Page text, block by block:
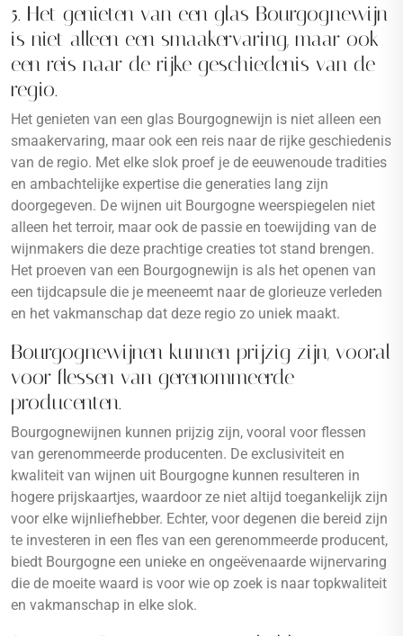
5. Het genieten van een glas Bourgognewijn
is niet alleen een smaakervaring, maar ook
een reis naar de rijke geschiedenis van de
regio.
Het genieten van een glas Bourgognewijn is niet alleen een
smaakervaring, maar ook een reis naar de rijke geschiedenis
van de regio. Met elke slok proef je de eeuwenoude tradities
en ambachtelijke expertise die generaties lang zijn
doorgegeven. De wijnen uit Bourgogne weerspiegelen niet
alleen het terroir, maar ook de passie en toewijding van de
wijnmakers die deze prachtige creaties tot stand brengen.
Het proeven van een Bourgognewijn is als het openen van
een tijdcapsule die je meeneemt naar de glorieuze verleden
en het vakmanschap dat deze regio zo uniek maakt.
Bourgognewijnen kunnen prijzig zijn, vooral
voor flessen van gerenommeerde
producenten.
Bourgognewijnen kunnen prijzig zijn, vooral voor flessen
van gerenommeerde producenten. De exclusiviteit en
kwaliteit van wijnen uit Bourgogne kunnen resulteren in
hogere prijskaartjes, waardoor ze niet altijd toegankelijk zijn
voor elke wijnliefhebber. Echter, voor degenen die bereid zijn
te investeren in een fles van een gerenommeerde producent,
biedt Bourgogne een unieke en ongeëvenaarde wijnervaring
die de moeite waard is voor wie op zoek is naar topkwaliteit
en vakmanschap in elke slok.